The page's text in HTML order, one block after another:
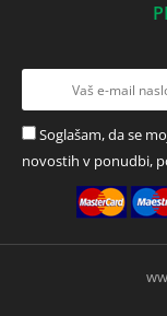
Soglašam, da se
novostih v ponudbi,